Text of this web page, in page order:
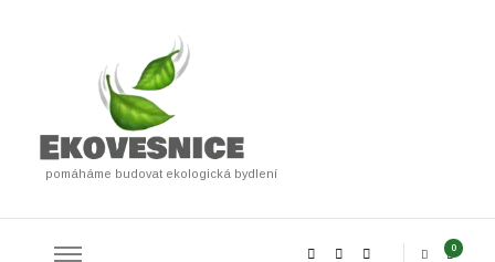
pomáháme budovat ekologická bydlení
0